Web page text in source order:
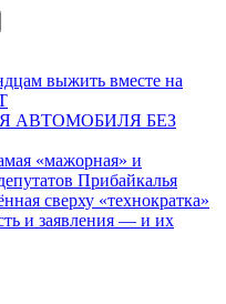
выжить вместе на
АВТОМОБИЛЯ БЕЗ
«мажорная» и
Прибайкалья
сверху «технократка»
и заявления — и их